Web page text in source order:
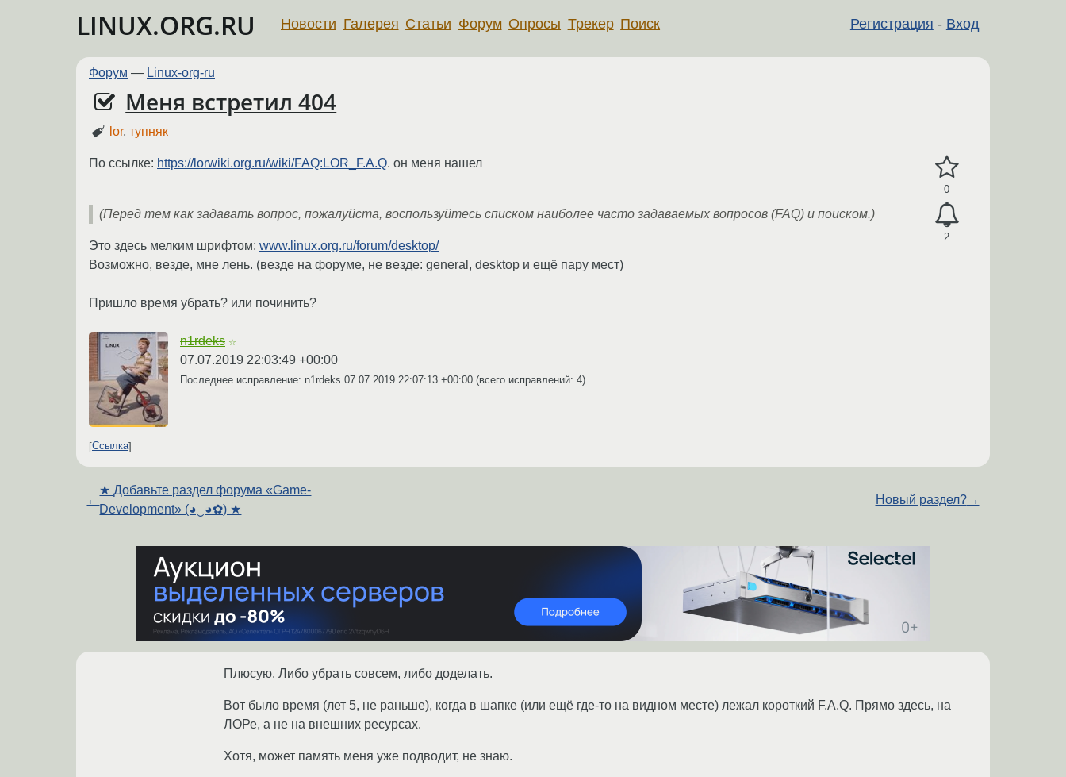
LINUX.ORG.RU Регистрация - Вход
Новости Галерея Статьи Форум Опросы Трекер Поиск
Форум — Linux-org-ru
Меня встретил 404
lor,тупняк
0
2
По ссылке: https://lorwiki.org.ru/wiki/FAQ:LOR_F.A.Q. он меня нашел
(Перед тем как задавать вопрос, пожалуйста, воспользуйтесь cписком наиболее часто задаваемых вопросов (FAQ) и поиском.)
Это здесь мелким шрифтом: www.linux.org.ru/forum/desktop/
Возможно, везде, мне лень. (везде на форуме, не везде: general, desktop и ещё пару мест)
Пришло время убрать? или починить?
n1rdeks ☆
07.07.2019 22:03:49 +00:00
Последнее исправление: n1rdeks 07.07.2019 22:07:13 +00:00 (всего исправлений: 4)
Ссылка
←
★ Добавьте раздел форума «Game-
Development» (◕‿◕✿) ★
Новый раздел?→
Плюсую. Либо убрать совсем, либо доделать.
Вот было время (лет 5, не раньше), когда в шапке (или ещё где-то на видном месте) лежал короткий F.A.Q. Прямо здесь, на
ЛОРе, а не на внешних ресурсах.
Хотя, может память меня уже подводит, не знаю.